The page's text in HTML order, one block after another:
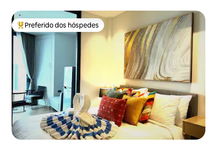
Entre os melhores preferidos dos hóspedes
Preferido dos hóspedes